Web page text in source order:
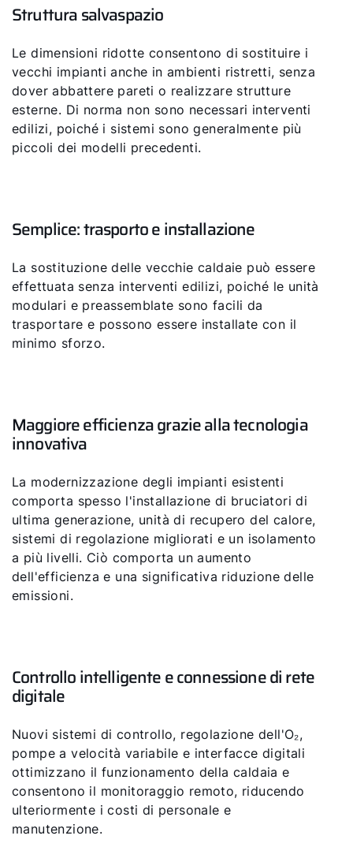
Struttura salvaspazio
Le dimensioni ridotte consentono di sostituire i
vecchi impianti anche in ambienti ristretti, senza
dover abbattere pareti o realizzare strutture
esterne. Di norma non sono necessari interventi
edilizi, poiché i sistemi sono generalmente più
piccoli dei modelli precedenti.
Semplice: trasporto e installazione
La sostituzione delle vecchie caldaie può essere
effettuata senza interventi edilizi, poiché le unità
modulari e preassemblate sono facili da
trasportare e possono essere installate con il
minimo sforzo.
Maggiore efficienza grazie alla tecnologia
innovativa
La modernizzazione degli impianti esistenti
comporta spesso l'installazione di bruciatori di
ultima generazione, unità di recupero del calore,
sistemi di regolazione migliorati e un isolamento
a più livelli. Ciò comporta un aumento
dell'efficienza e una significativa riduzione delle
emissioni.
Controllo intelligente e connessione di rete
digitale
Nuovi sistemi di controllo, regolazione dell'O₂,
pompe a velocità variabile e interfacce digitali
ottimizzano il funzionamento della caldaia e
consentono il monitoraggio remoto, riducendo
ulteriormente i costi di personale e
manutenzione.